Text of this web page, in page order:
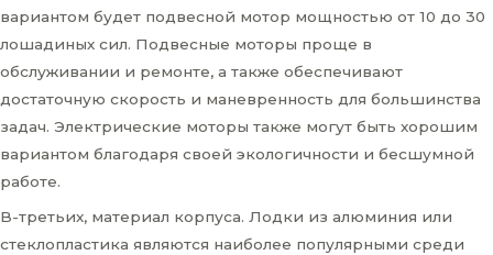
вариантом будет подвесной мотор мощностью от 10 до 30
лошадиных сил. Подвесные моторы проще в
обслуживании и ремонте, а также обеспечивают
достаточную скорость и маневренность для большинства
задач. Электрические моторы также могут быть хорошим
вариантом благодаря своей экологичности и бесшумной
работе.
В-третьих, материал корпуса. Лодки из алюминия или
стеклопластика являются наиболее популярными среди